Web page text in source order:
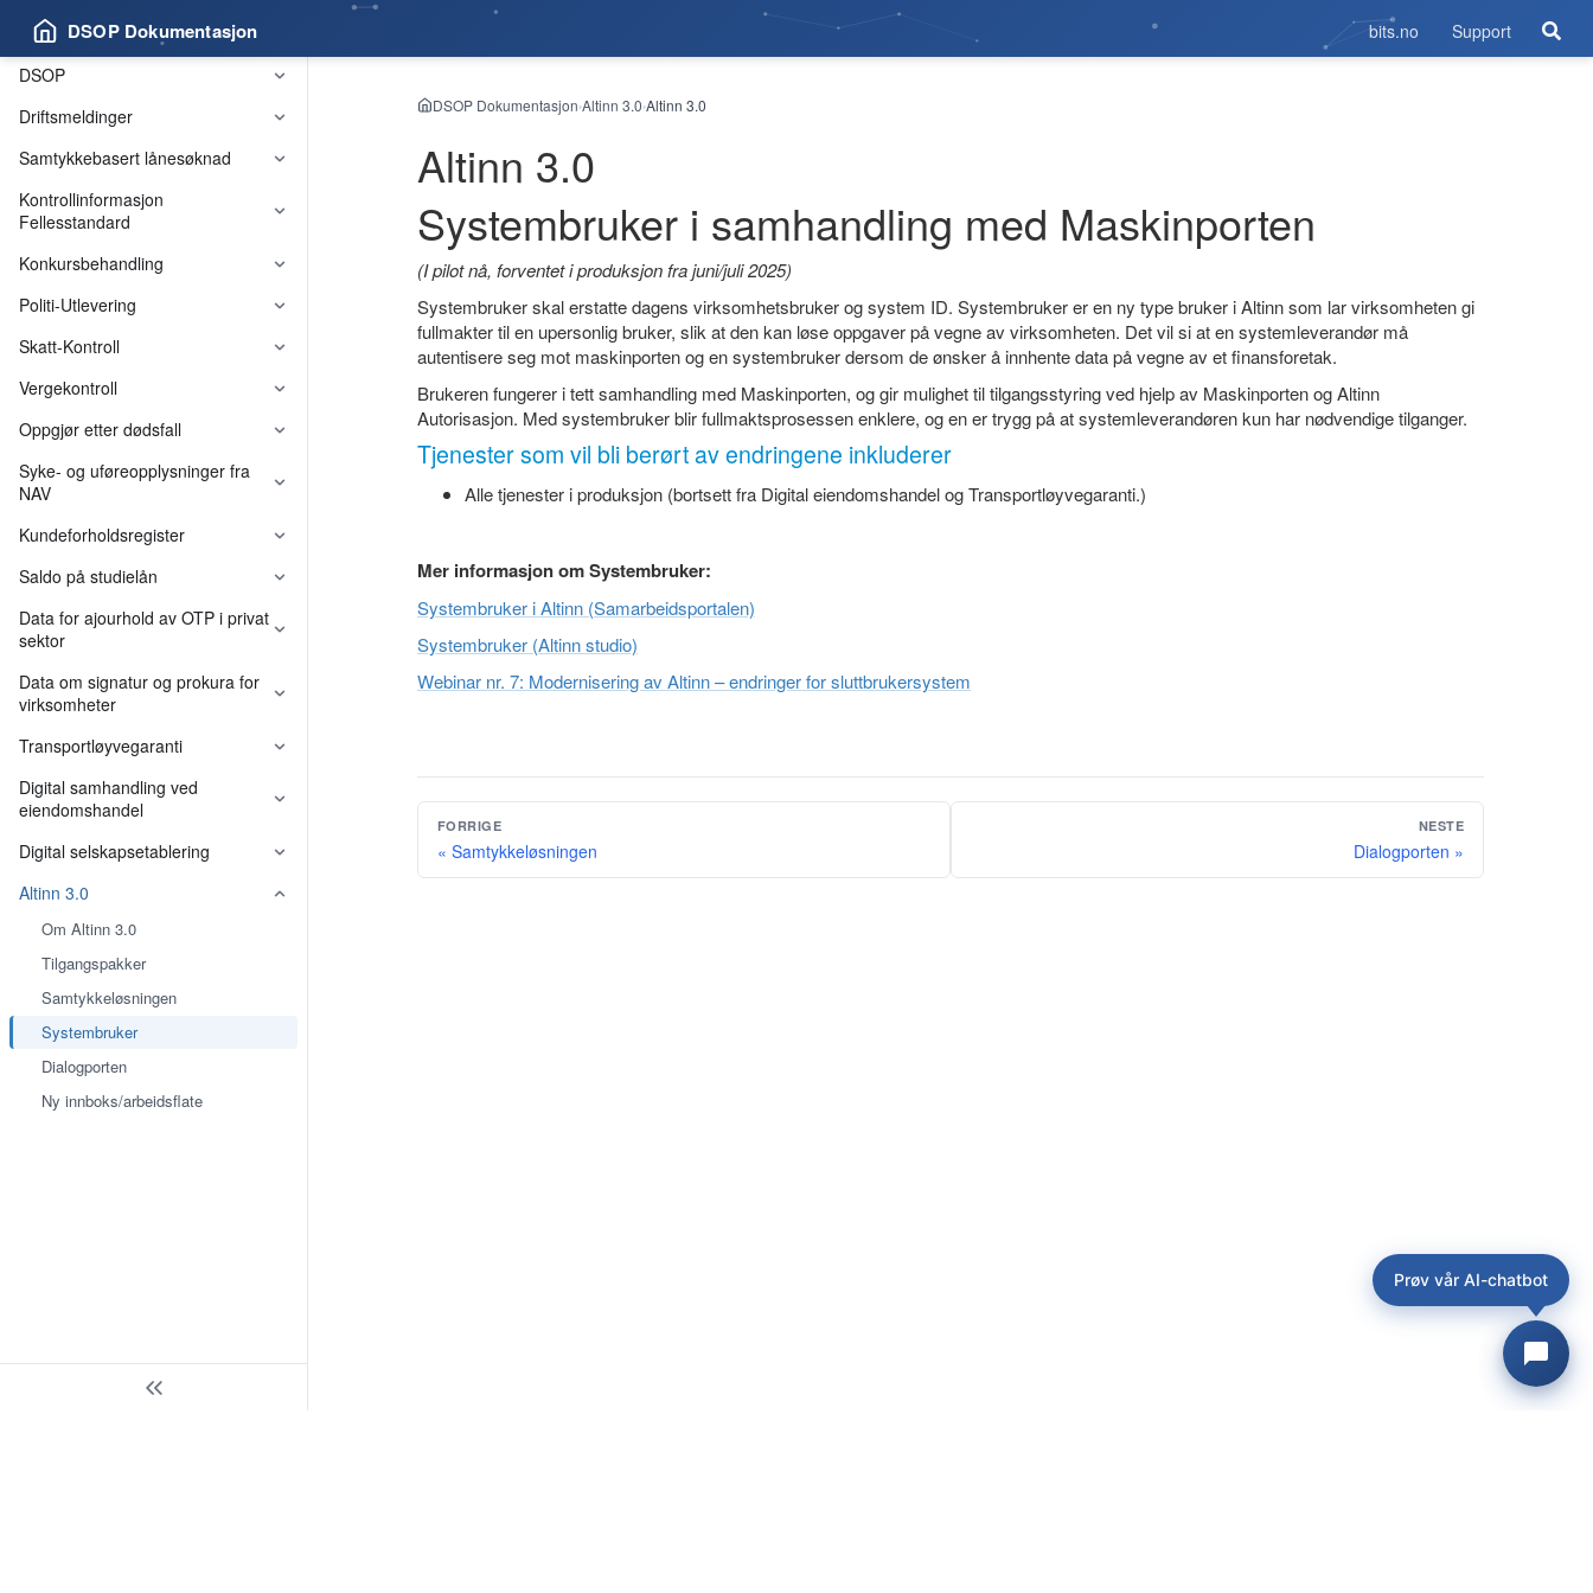
DSOP Dokumentasjon bits.no
Support
DSOP
Driftsmeldinger
Samtykkebasert lånesøknad
Felleskomponenter
Kontrollinformasjon
Fellesstandard
Konkursbehandling
Politi-Utlevering
Skatt-Kontroll
Vergekontroll
Oppgjør etter dødsfall
Syke- og uføreopplysninger fra
NAV
Kundeforholdsregister
Saldo på studielån
Felleskomponenter
Data for ajourhold av OTP i privat
sektor
Data om signatur og prokura for
virksomheter
Transportløyvegaranti
Digital samhandling ved
eiendomshandel
Digital selskapsetablering
Altinn 3.0
Om Altinn 3.0
Tilgangspakker
Samtykkeløsningen
Systembruker
Dialogporten
Ny innboks/arbeidsflate
DSOP Dokumentasjon›Altinn 3.0›Altinn 3.0
Altinn 3.0
Systembruker i samhandling med Maskinporten
(I pilot nå, forventet i produksjon fra juni/juli 2025)
Systembruker skal erstatte dagens virksomhetsbruker og system ID. Systembruker er en ny type bruker i Altinn som lar virksomheten gi
fullmakter til en upersonlig bruker, slik at den kan løse oppgaver på vegne av virksomheten. Det vil si at en systemleverandør må
autentisere seg mot maskinporten og en systembruker dersom de ønsker å innhente data på vegne av et finansforetak.
Brukeren fungerer i tett samhandling med Maskinporten, og gir mulighet til tilgangsstyring ved hjelp av Maskinporten og Altinn
Autorisasjon. Med systembruker blir fullmaktsprosessen enklere, og en er trygg på at systemleverandøren kun har nødvendige tilganger.
Tjenester som vil bli berørt av endringene inkluderer
Alle tjenester i produksjon (bortsett fra Digital eiendomshandel og Transportløyvegaranti.)
Mer informasjon om Systembruker:
Systembruker i Altinn (Samarbeidsportalen)
Systembruker (Altinn studio)
Webinar nr. 7: Modernisering av Altinn – endringer for sluttbrukersystem
FORRIGE
« Samtykkeløsningen
NESTE
Dialogporten »
Prøv vår AI-chatbot